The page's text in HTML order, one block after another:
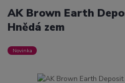
AK Brown Earth
Hnědá zem
Novinka